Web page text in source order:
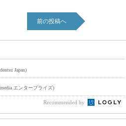
前の投稿へ
Japan)
エンタープライズ)
Recommended by